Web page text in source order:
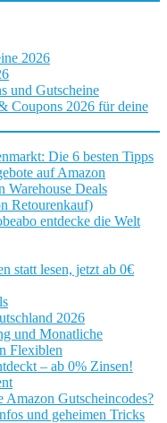
2026
und Gutscheine
Coupons 2026 für deine
Die 6 besten Tipps
auf Amazon
Warehouse Deals
Retourenkauf)
entdecke die Welt
statt lesen, jetzt ab 0€
2026
und Monatliche
Flexiblen
– ab 0% Zinsen!
Amazon Gutscheincodes?
und geheimen Tricks